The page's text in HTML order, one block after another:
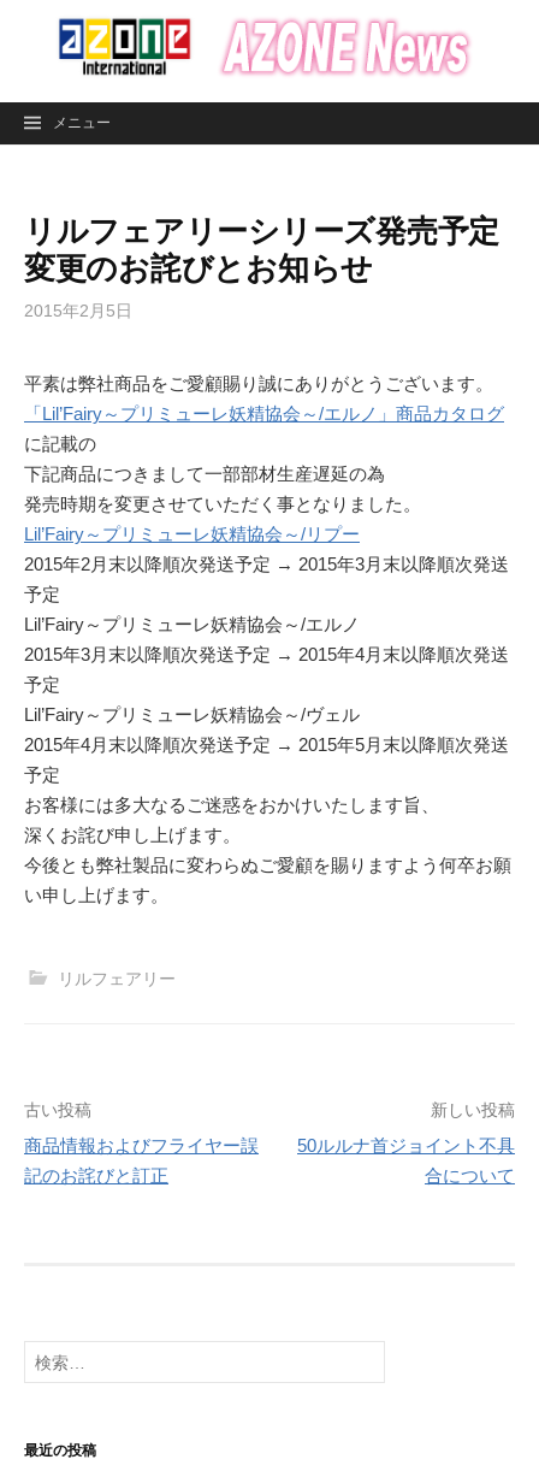
ン
メニュー
リルフェアリーシリーズ発売予定
変更のお詫びとお知らせ
2015年2月5日
平素は弊社商品をご愛顧賜り誠にありがとうございます。
「Lil’Fairy～プリミューレ妖精協会～/エルノ」商品カタログ
に記載の
下記商品につきまして一部部材生産遅延の為
発売時期を変更させていただく事となりました。
Lil’Fairy～プリミューレ妖精協会～/リプー
2015年2月末以降順次発送予定 → 2015年3月末以降順次発送
予定
Lil’Fairy～プリミューレ妖精協会～/エルノ
2015年3月末以降順次発送予定 → 2015年4月末以降順次発送
予定
Lil’Fairy～プリミューレ妖精協会～/ヴェル
2015年4月末以降順次発送予定 → 2015年5月末以降順次発送
予定
お客様には多大なるご迷惑をおかけいたします旨、
深くお詫び申し上げます。
今後とも弊社製品に変わらぬご愛顧を賜りますよう何卒お願
い申し上げます。
リルフェアリー
投
稿
ー
シ
ン
古い投稿
商品情報およびフライヤー誤
記のお詫びと訂正
新しい投稿
50ルルナ首ジョイント不具
合について
検
索:
最近の投稿